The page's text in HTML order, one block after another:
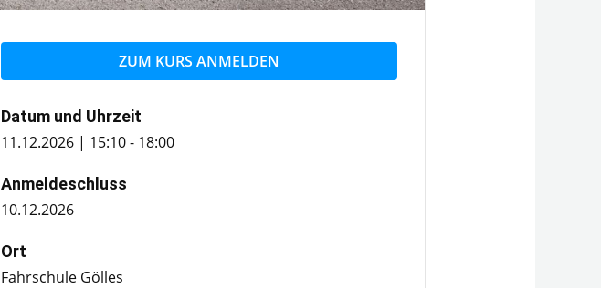
ZUM KURS ANMELDEN
Datum und Uhrzeit
11.12.2026 | 15:10 - 18:00
Anmeldeschluss
10.12.2026
Ort
Fahrschule Gölles